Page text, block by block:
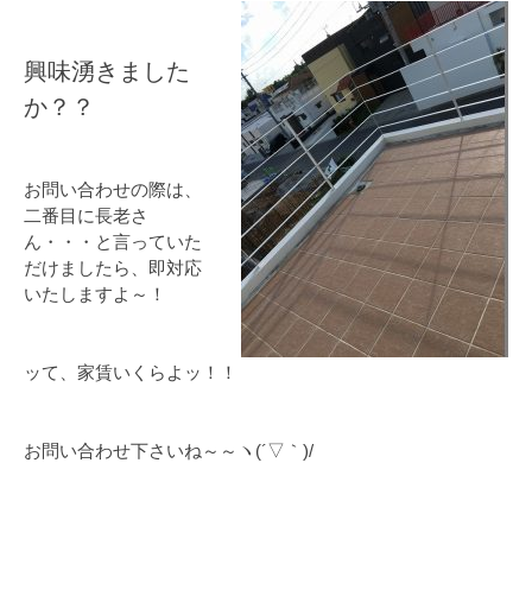
興味湧きました
か？？
お問い合わせの際は、
二番目に長老さ
ん・・・と言っていた
だけましたら、即対応
いたしますよ～！
ッて、家賃いくらよッ！！
お問い合わせ下さいね～～ヽ(´▽｀)/